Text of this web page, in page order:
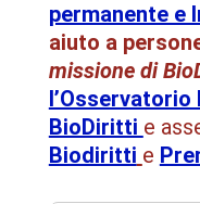
permanente e
aiuto a
missione di
l’Osservatorio
BioDiritti e
Biodiritti e